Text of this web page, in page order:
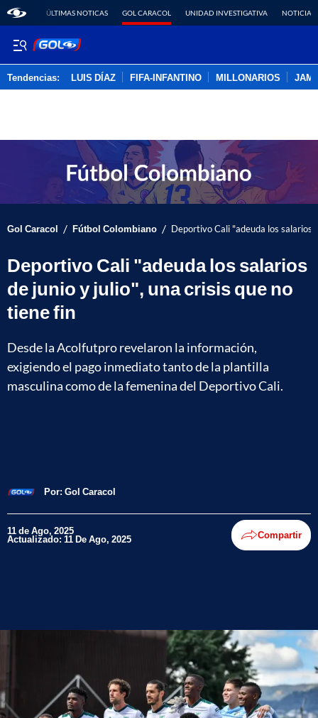
ÚLTIMAS NOTICAS GOL CARACOL UNIDAD INVESTIGATIVA NOTICIAS
Tendencias: LUIS DÍAZ FIFA-INFANTINO MILLONARIOS
Gol Caracol / Fútbol Colombiano / Deportivo Cali "adeuda los salarios
Deportivo Cali "adeuda los salarios
de junio y julio", una crisis que no
tiene fin
Desde la Acolfutpro revelaron la información,
exigiendo el pago inmediato tanto de la plantilla
masculina como de la femenina del Deportivo Cali.
Por: Gol Caracol
11 de Ago, 2025
Actualizado: 11 De Ago, 2025 Compartir